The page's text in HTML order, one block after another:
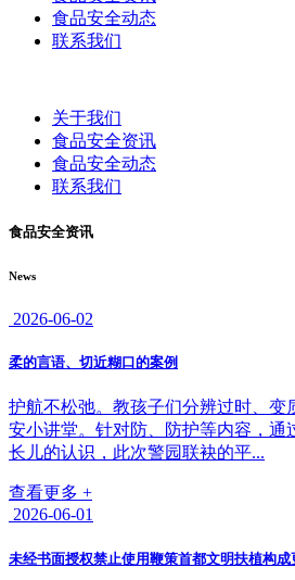
食品安全动态
联系我们
关于我们
食品安全资讯
食品安全动态
联系我们
食品安全资讯
News
2026-06-02
柔的言语、切近糊口的案例
护航不松弛。教孩子们分辨过时、变
安小讲堂。针对防、防护等内容，通
长儿的认识，此次警园联袂的平...
查看更多 +
2026-06-01
未经书面授权禁止使用鞭策首都文明扶植构成